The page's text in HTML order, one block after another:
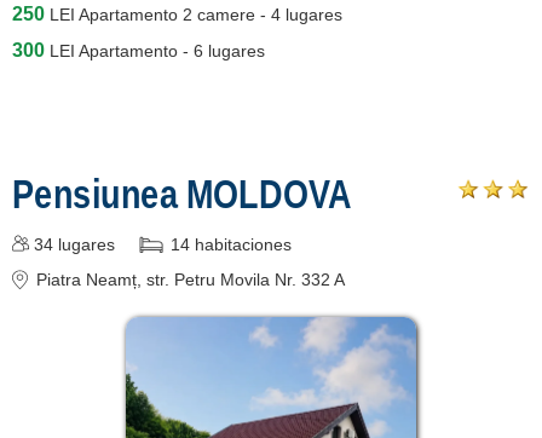
250 LEI Apartamento 2 camere - 4 lugares
300 LEI Apartamento - 6 lugares
Pensiunea MOLDOVA
34 lugares 14 habitaciones
Piatra Neamț , str. Petru Movila Nr. 332 A